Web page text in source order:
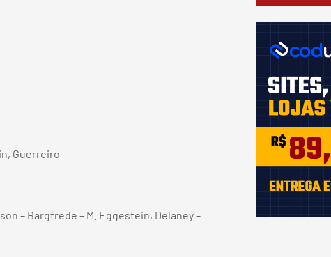
Guerreiro –
– Bargfrede – M. Eggestein, Delaney –